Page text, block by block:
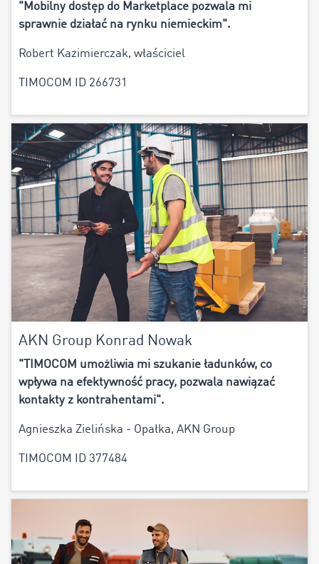
"Mobilny dostęp do Marketplace pozwala mi
sprawnie działać na rynku niemieckim".
Robert Kazimierczak, właściciel
TIMOCOM ID 266731
AKN Group Konrad Nowak
"TIMOCOM umożliwia mi szukanie ładunków, co
wpływa na efektywność pracy, pozwala nawiązać
kontakty z kontrahentami".
Agnieszka Zielińska - Opałka, AKN Group
TIMOCOM ID 377484